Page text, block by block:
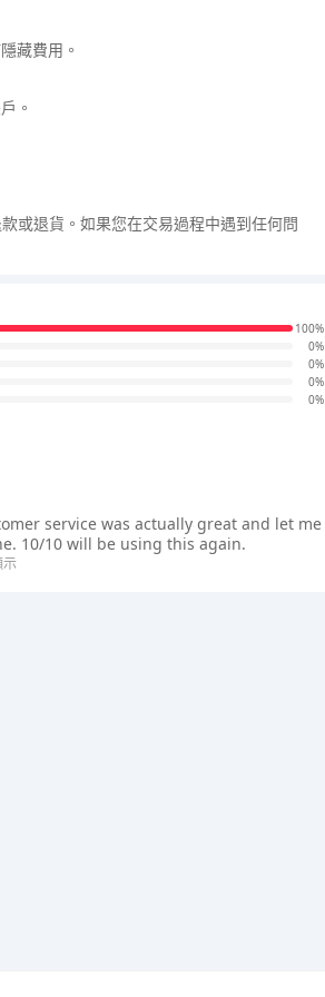
藏費用。
。
或退貨。如果您在交易過程中遇到任何問
100%
0%
0%
0%
0%
service was actually great and let me
10/10 will be using this again.
示